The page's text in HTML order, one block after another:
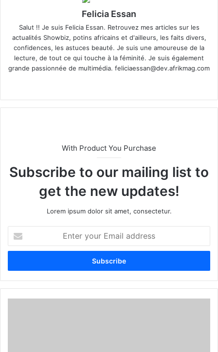
Felicia Essan
Salut !! Je suis Felicia Essan. Retrouvez mes articles sur les
actualités Showbiz, potins africains et d'ailleurs, les faits divers,
confidences, les astuces beauté. Je suis une amoureuse de la
lecture, de tout ce qui touche à la féminité. Je suis également
grande passionnée de multimédia. feliciaessan@dev.afrikmag.com
te
With Product You Purchase
Subscribe to our mailing list to
get the new updates!
Lorem ipsum dolor sit amet, consectetur.
t
r
y